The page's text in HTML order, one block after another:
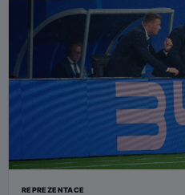
REPREZENTACE